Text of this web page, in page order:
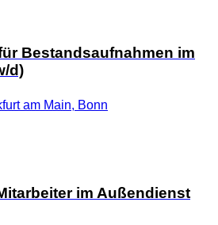
Bestandsaufnahmen im
d)
am Main, Bonn
im Außendienst